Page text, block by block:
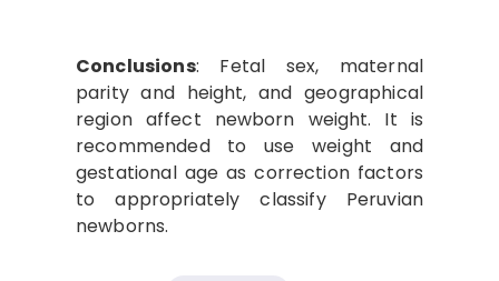
Conclusions: Fetal sex, maternal
parity and height, and geographical
region affect newborn weight. It is
recommended to use weight and
gestational age as correction factors
to appropriately classify Peruvian
newborns.